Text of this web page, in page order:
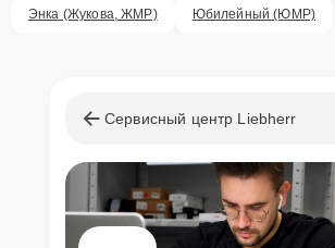
ответственность за сохранность техники и
горячей линии: +7 (861) 212-35-79. Наши
проконсультируют по всем необходимым
диагностику, подскажут с вариантами
оформят выезд мастера в удобное время и
Энка (Жукова, ЖМР) Юбилейный (ЮМР)
Сервисный центр Liebherr